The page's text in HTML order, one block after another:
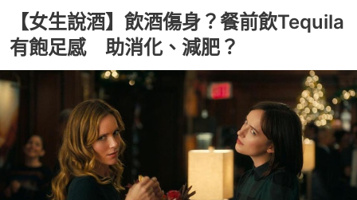
【女生說酒】飲酒傷身？餐前飲Tequila
有飽足感 助消化、減肥？